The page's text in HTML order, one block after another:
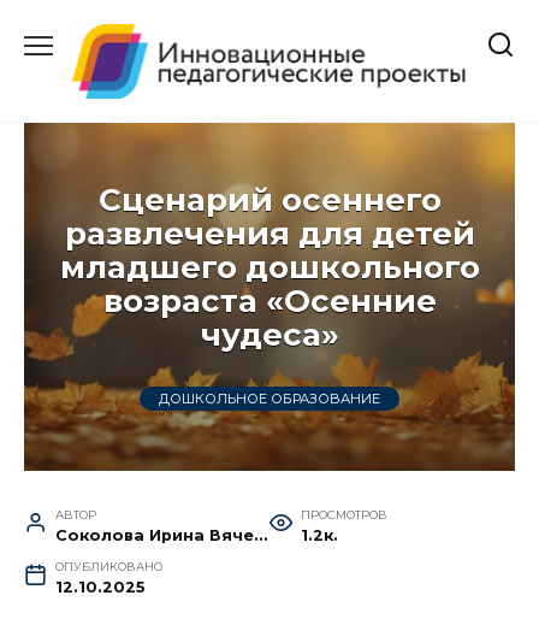
содержанию
Сценарий осеннего
развлечения для детей
младшего дошкольного
возраста «Осенние
чудеса»
ДОШКОЛЬНОЕ ОБРАЗОВАНИЕ
АВТОР
Соколова Ирина Вячеславовна
ПРОСМОТРОВ
1.2к.
ОПУБЛИКОВАНО
12.10.2025